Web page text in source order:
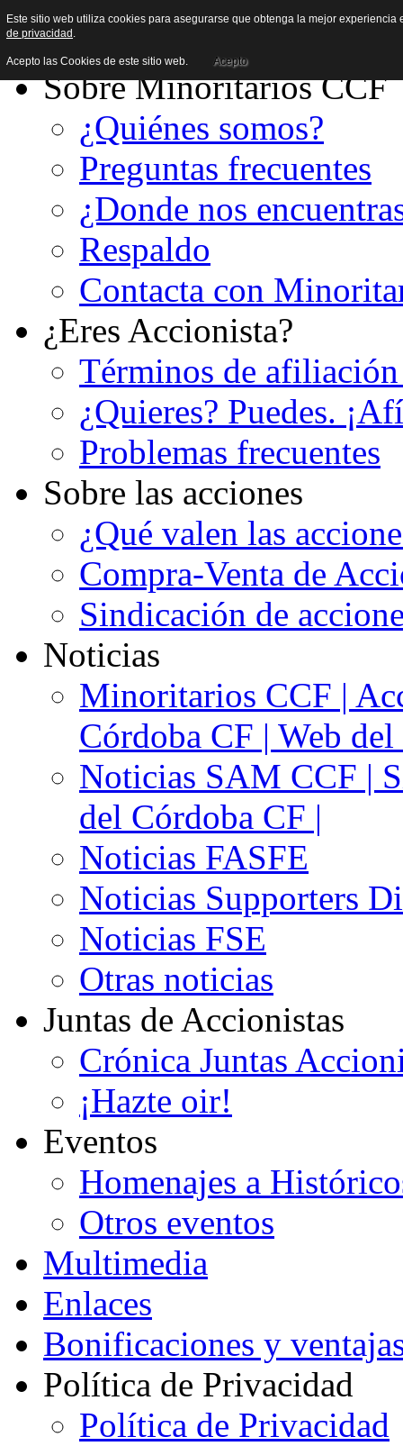
Sobre Minoritarios CCF
¿Quiénes somos?
Preguntas frecuentes
¿Donde nos
Respaldo
Contacta con
¿Eres Accionista?
Términos de
¿Quieres? Puedes.
Problemas frecuentes
Sobre las acciones
¿Qué valen las
Compra-Venta de
Sindicación de
Noticias
Minoritarios CCF |
Córdoba CF | Web
Noticias SAM CCF |
del Córdoba CF |
Noticias FASFE
Noticias Supporters
Noticias FSE
Otras noticias
Juntas de Accionistas
Crónica Juntas
¡Hazte oir!
Eventos
Homenajes a
Otros eventos
Multimedia
Enlaces
Bonificaciones y
Política de Privacidad
Política de Privacidad
Este sitio web utiliza cookies para asegurarse que obtenga la mejor
de privacidad .
Acepto las Cookies de este sitio web. Acepto